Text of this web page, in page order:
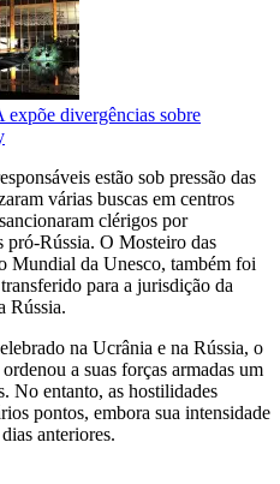
expõe divergências sobre
estão sob pressão das
várias buscas em centros
clérigos por
pró-Rússia. O Mosteiro das
Mundial da Unesco, também foi
para a jurisdição da
Rússia.
na Ucrânia e na Rússia, o
a suas forças armadas um
No entanto, as hostilidades
pontos, embora sua intensidade
anteriores.